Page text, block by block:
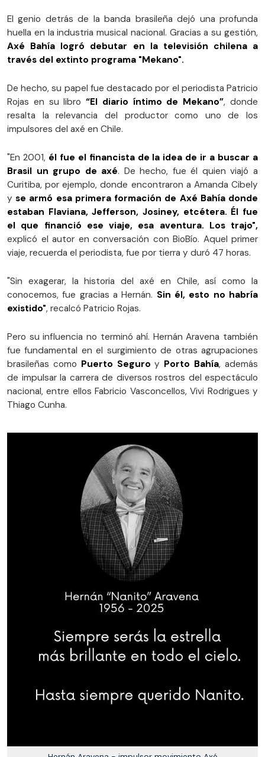
El genio detrás de la banda brasileña dejó una profunda
huella en la industria musical nacional. Gracias a su gestión,
Axé Bahía logró debutar en la televisión chilena a
través del extinto programa "Mekano".
De hecho, su papel fue destacado por el periodista Patricio
Rojas en su libro“El diario íntimo de Mekano”, donde
resalta la relevancia del productor como uno de los
impulsores del axé en Chile.
"En 2001, él fue el financista de la idea de ir a buscar a
Brasil un grupo de axé. De hecho, fue él quien viajó a
Curitiba, por ejemplo, donde encontraron a Amanda Cibely
yse armó esa primera formación de Axé Bahía donde
estaban Flaviana, Jefferson, Josiney, etcétera. Él fue
el que financió ese viaje, esa aventura. Los trajo",
explicó el autor en conversación con BioBío. Aquel primer
viaje, recuerda el periodista, fue por tierra y duró 47 horas.
"Sin exagerar, la historia del axé en Chile, así como la
conocemos, fue gracias a Hernán. Sin él, esto no habría
existido", recalcó Patricio Rojas.
Pero su influencia no terminó ahí. Hernán Aravena también
fue fundamental en el surgimiento de otras agrupaciones
brasileñas como Puerto Seguro y Porto Bahía, además
de impulsar la carrera de diversos rostros del espectáculo
nacional, entre ellos Fabricio Vasconcellos, Vivi Rodrigues y
Thiago Cunha.